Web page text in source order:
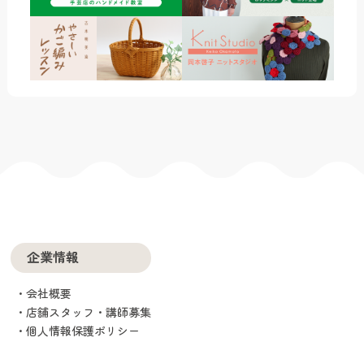
企業情報
会社概要
店舗スタッフ・講師募集
個人情報保護ポリシー